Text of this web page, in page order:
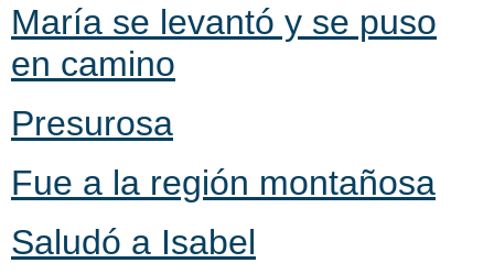
María se levantó y se puso
en camino
Presurosa
Fue a la región montañosa
Saludó a Isabel